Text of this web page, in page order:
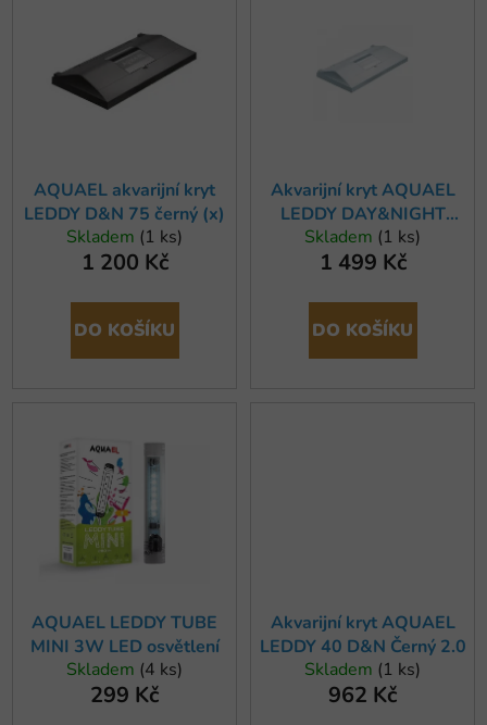
AQUAEL akvarijní kryt
LEDDY D&N 75 černý (x)
Skladem (1 ks)
1 200 Kč
DO KOŠÍKU
Akvarijní kryt AQUAEL
LEDDY DAY&NIGHT
75x35, bílý
Skladem (1 ks)
1 499 Kč
DO KOŠÍKU
AQUAEL LEDDY TUBE
MINI 3W LED osvětlení
Skladem (4 ks)
299 Kč
Akvarijní kryt AQUAEL
LEDDY 40 D&N Černý 2.0
Skladem (1 ks)
962 Kč